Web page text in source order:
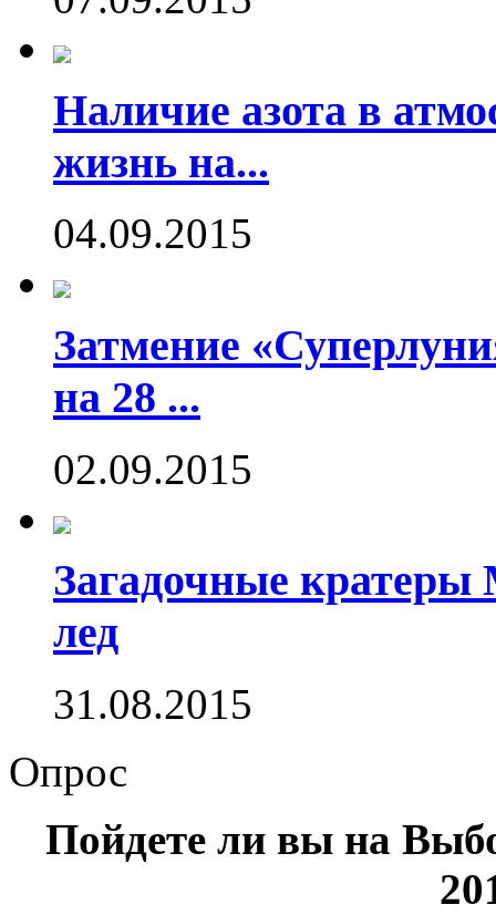
Наличие азота в
жизнь на...
04.09.2015
Затмение
на 28 ...
02.09.2015
Загадочные
лед
31.08.2015
Опрос
Пойдете ли вы на